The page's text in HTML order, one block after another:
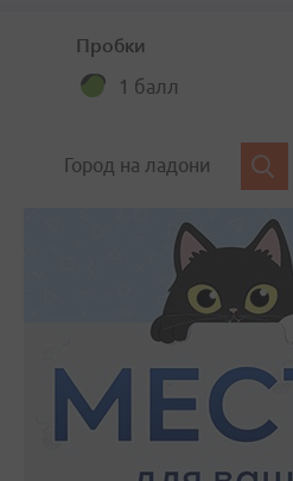
Пробки
1 балл
Город на ладони